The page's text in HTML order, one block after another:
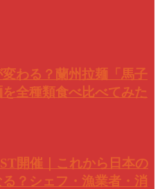
わる？蘭州拉麺「馬子
全種類食べ比べてみた
開催｜これから日本の
？シェフ・漁業者・消